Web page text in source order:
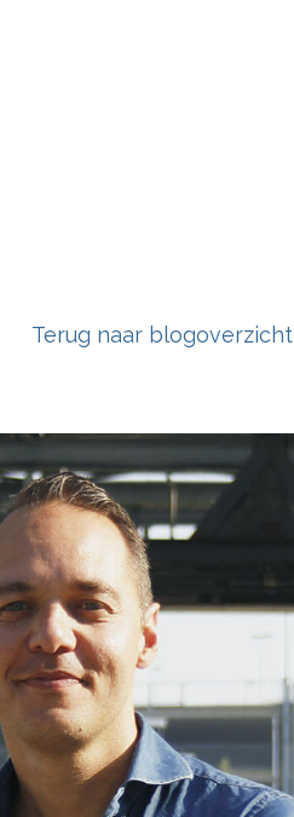
Terug naar blogoverzicht